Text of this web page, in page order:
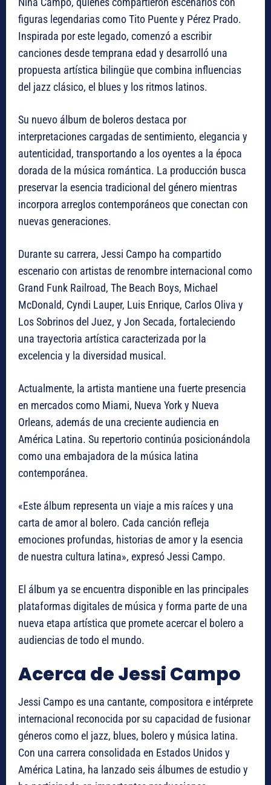
figuras legendarias como Tito Puente y Pérez Prado.
Inspirada por este legado, comenzó a escribir
canciones desde temprana edad y desarrolló una
propuesta artística bilingüe que combina influencias
del jazz clásico, el blues y los ritmos latinos.
Su nuevo álbum de boleros destaca por
interpretaciones cargadas de sentimiento, elegancia y
autenticidad, transportando a los oyentes a la época
dorada de la música romántica. La producción busca
preservar la esencia tradicional del género mientras
incorpora arreglos contemporáneos que conectan con
nuevas generaciones.
Durante su carrera, Jessi Campo ha compartido
escenario con artistas de renombre internacional como
Grand Funk Railroad, The Beach Boys, Michael
McDonald, Cyndi Lauper, Luis Enrique, Carlos Oliva y
Los Sobrinos del Juez, y Jon Secada, fortaleciendo
una trayectoria artística caracterizada por la
excelencia y la diversidad musical.
Actualmente, la artista mantiene una fuerte presencia
en mercados como Miami, Nueva York y Nueva
Orleans, además de una creciente audiencia en
América Latina. Su repertorio continúa posicionándola
como una embajadora de la música latina
contemporánea.
«Este álbum representa un viaje a mis raíces y una
carta de amor al bolero. Cada canción refleja
emociones profundas, historias de amor y la esencia
de nuestra cultura latina», expresó Jessi Campo.
El álbum ya se encuentra disponible en las principales
plataformas digitales de música y forma parte de una
nueva etapa artística que promete acercar el bolero a
audiencias de todo el mundo.
Acerca de Jessi Campo
Jessi Campo es una cantante, compositora e intérprete
internacional reconocida por su capacidad de fusionar
géneros como el jazz, blues, bolero y música latina.
Con una carrera consolidada en Estados Unidos y
América Latina, ha lanzado seis álbumes de estudio y